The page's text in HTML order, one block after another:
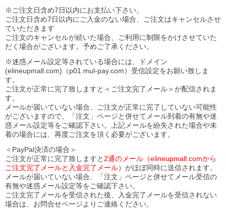
※ご注文日含め7日以内にお支払い下さい。
ご注文日含め7日以内にご入金のない場合、ご注文はキャンセルさせ
ていただきます
ご注文のキャンセルが続いた場合、ご利用に制限をかけさせていた
だく場合がございます。予めご了承ください。
※迷惑メール設定等されている場合には、ドメイン
(elineupmall.com)（p01.mul-pay.com）受信設定をお願い致しま
す。
ご注文が正常に完了致しますと＜ご注文完了メール＞が配信されま
す。
メールが届いていない場合、ご注文が正常に完了していない可能性
がございますので、「注文」ページと併せてメール到着の有無や迷
惑メール設定等をご確認下さい。
上記メールを紛失された場合や未
着の場合には、再度ご注文を頂く必要がございます。
＜PayPal決済の場合＞
ご注文が正常に完了致しますと 2通のメール（elineupmall.comから
ご注文完了メールと入金完了メール）がほぼ同時に送信されます。
メールが届いていない場合、「注文」ページと併せてメール受信の
有無や迷惑メール設定等をご確認下さい。
ご注文完了メールを受信された後、入金完了メールを受信されない
場合は、お問合せページよりご連絡ください。